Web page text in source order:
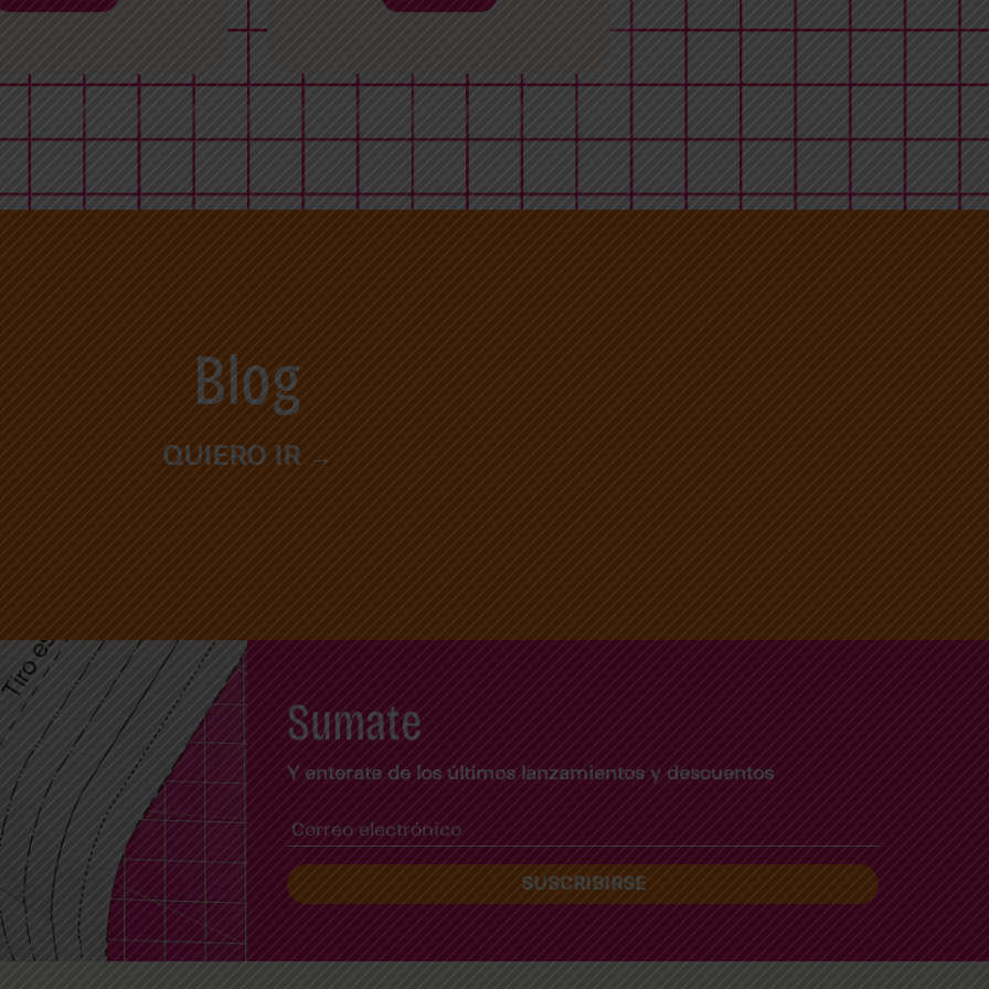
Blog
QUIERO IR →
Sumate
Y enterate de los últimos lanzamientos y descuentos
SUSCRIBIRSE